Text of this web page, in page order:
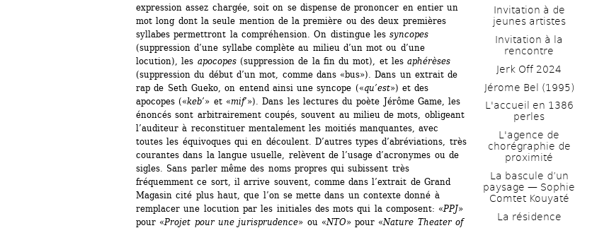
expression assez chargée, soit on se dispense de prononcer en entier un
mot long dont la seule mention de la première ou des deux premières
syllabes permettront la compréhension. On distingue les syncopes
(suppression d’une syllabe complète au milieu d’un mot ou d’une
locution), les apocopes(suppression de la fin du mot), et les aphérèses
(suppression du début d’un mot, comme dans «bus»). Dans un extrait de
rap de Seth Gueko, on entend ainsi une syncope («qu’est») et des
apocopes («keb’» et «mif’»). Dans les lectures du poète Jérôme Game, les
énoncés sont arbitrairement coupés, souvent au milieu de mots, obligeant
l’auditeur à reconstituer mentalement les moitiés manquantes, avec
toutes les équivoques qui en découlent. D’autres types d’abréviations, très
courantes dans la langue usuelle, relèvent de l’usage d’acronymes ou de
sigles. Sans parler même des noms propres qui subissent très
fréquemment ce sort, il arrive souvent, comme dans l’extrait de Grand
Magasin cité plus haut, que l’on se mette dans un contexte donné à
remplacer une locution par les initiales des mots qui la composent: «PPJ»
pour «Projet pour une jurisprudence» ou «NTO» pour «Nature Theater of
Invitation à de
jeunes artistes
Invitation à la
rencontre
Jerk Off 2024
Jérome Bel (1995)
L'accueil en 1386
perles
L'agence de
chorégraphie de
proximité
La bascule d’un
paysage — Sophie
Comtet Kouyaté
La résidence